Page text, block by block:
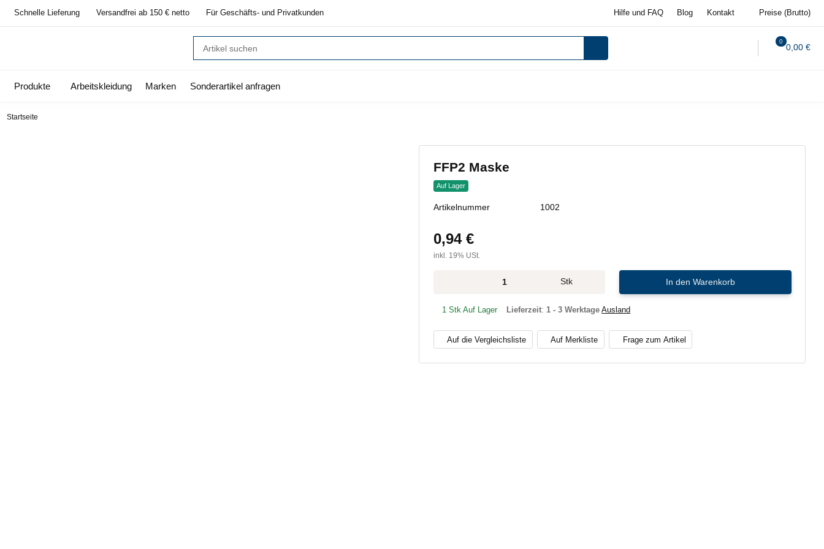
Hilfe und FAQ Blog Kontakt Preise (Brutto)
Schnelle Lieferung Versandfrei ab 150 € netto Für Geschäfts- und Privatkunden
0
0,00 €
Produkte Arbeitskleidung Marken Sonderartikel anfragen
Startseite
FFP2 Maske
Auf Lager
Artikelnummer 1002
0,94 €
inkl. 19% USt.
Stk In den Warenkorb
1 Stk Auf Lager Lieferzeit:1 - 3 Werktage Ausland
Auf die Vergleichsliste Auf Merkliste Frage zum Artikel